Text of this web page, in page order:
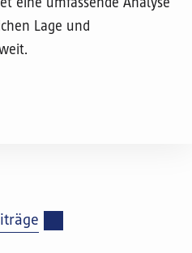
eine umfassende Analyse
Lage und